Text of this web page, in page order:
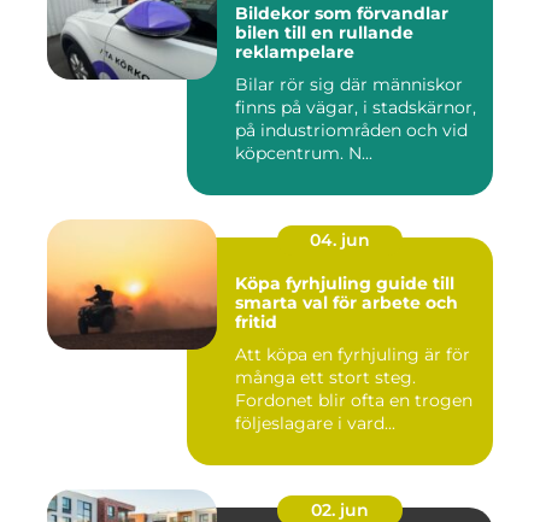
Bildekor som förvandlar
bilen till en rullande
reklampelare
Bilar rör sig där människor
finns på vägar, i stadskärnor,
på industriområden och vid
köpcentrum. N...
04. jun
Köpa fyrhjuling guide till
smarta val för arbete och
fritid
Att köpa en fyrhjuling är för
många ett stort steg.
Fordonet blir ofta en trogen
följeslagare i vard...
02. jun